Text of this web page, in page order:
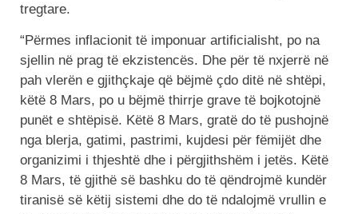
tregtare.
“Përmes inflacionit të imponuar artificialisht, po na
sjellin në prag të ekzistencës. Dhe për të nxjerrë në
pah vlerën e gjithçkaje që bëjmë çdo ditë në shtëpi,
këtë 8 Mars, po u bëjmë thirrje grave të bojkotojnë
punët e shtëpisë. Këtë 8 Mars, gratë do të pushojnë
nga blerja, gatimi, pastrimi, kujdesi për fëmijët dhe
organizimi i thjeshtë dhe i përgjithshëm i jetës. Këtë
8 Mars, të gjithë së bashku do të qëndrojmë kundër
tiranisë së këtij sistemi dhe do të ndalojmë vrullin e